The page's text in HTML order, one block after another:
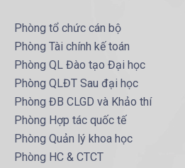
Phòng tổ chức cán bộ
Phòng Tài chính kế toán
Phòng QL Đào tạo Đại học
Phòng QLĐT Sau đại học
Phòng ĐB CLGD và Khảo thí
Phòng Hợp tác quốc tế
Phòng Quản lý khoa học
Phòng HC & CTCT